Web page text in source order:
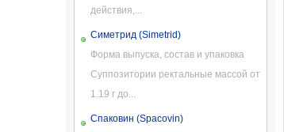
действия,...
Симетрид (Simetrid)
Форма выпуска, состав и упаковка
Суппозитории ректальные массой от
1.19 г до...
Спаковин (Spacovin)